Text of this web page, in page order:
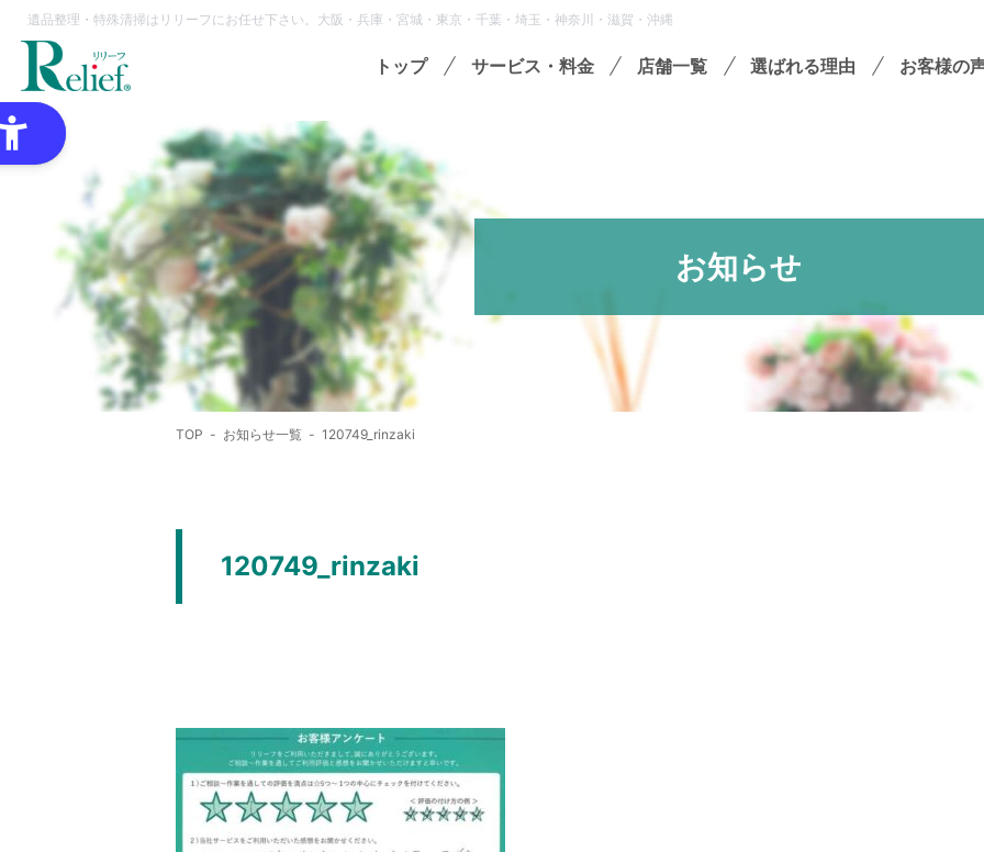
トップ サービス・料金
特殊清掃・孤独死
オプションサービス
店舗一覧 選ばれる理由 お客様の
フ
お知らせ
遺品整理・特殊清掃はリリーフにお任せ下さい。大阪・兵庫・宮城・東京・千葉・埼玉・神奈川・滋賀・沖縄
TOP お知らせ一覧 120749_rinzaki
120749_rinzaki